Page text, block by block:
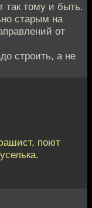
так тому и быть.
старым на
от
строить, а не
поют